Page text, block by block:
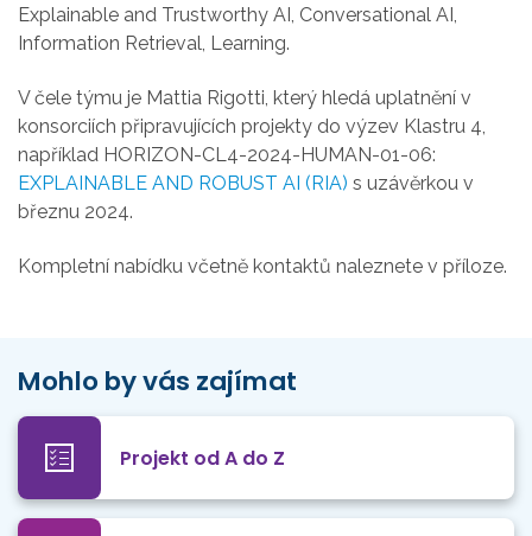
Explainable and Trustworthy AI, Conversational AI,
Information Retrieval, Learning.
V čele týmu je Mattia Rigotti, který hledá uplatnění v
konsorciích připravujících projekty do výzev Klastru 4,
například HORIZON-CL4-2024-HUMAN-01-06:
EXPLAINABLE AND ROBUST AI (RIA) s uzávěrkou v
březnu 2024.
Kompletní nabídku včetně kontaktů naleznete v příloze.
Mohlo by vás zajímat
Projekt od A do Z